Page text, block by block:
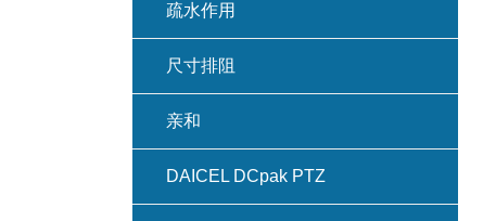
疏水作用
尺寸排阻
亲和
DAICEL DCpak PTZ